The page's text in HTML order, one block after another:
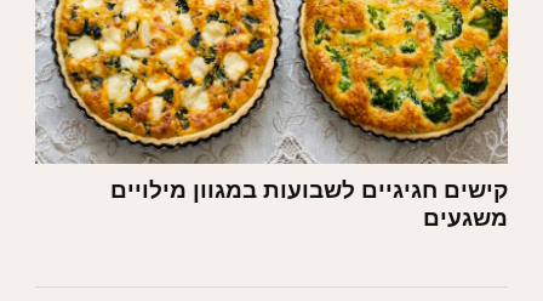
קישים חגיגיים לשבועות במגוון מילויים
משגעים